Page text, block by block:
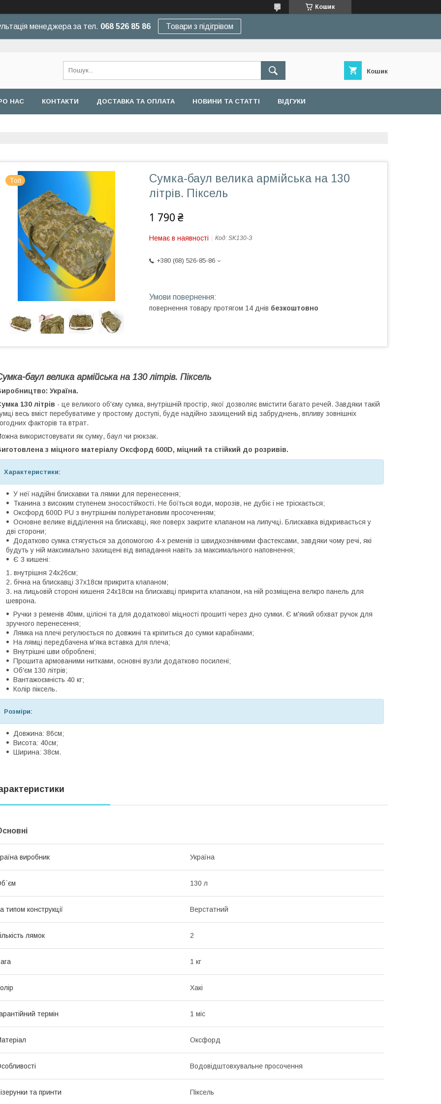
Кошик
менеджера за тел. 068 526 85 86 Товари з підігрівом
Кошик
НАС КОНТАКТИ ДОСТАВКА ТА ОПЛАТА НОВИНИ ТА СТАТТІ ВІДГУКИ
Топ
Сумка-баул велика армійська на 130
літрів. Піксель
1 790 ₴
Немає в наявності Код: SK130-З
+380 (68) 526-85-86
повернення товару протягом 14 днів безкоштовно
баул велика армійська на 130 літрів. Піксель
Україна.
130 літрів - це великого об'єму сумка, внутрішній простір, якої дозволяє вмістити багато речей. Завдяки такій
весь вміст перебуватиме у простому доступі, буде надійно захищений від забруднень, впливу зовнішніх
факторів та втрат.
використовувати як сумку, баул чи рюкзак.
з міцного матеріалу Оксфорд 600D, міцний та стійкий до розривів.
Характеристики:
У неї надійні блискавки та лямки для перенесення;
Тканина з високим ступенем зносостійкості. Не боїться води, морозів, не дубіє і не тріскається;
Оксфорд 600D PU з внутрішнім поліуретановим просоченням;
Основне велике відділення на блискавці, яке поверх закрите клапаном на липучці. Блискавка відкривається у
дві сторони;
Додатково сумка стягується за допомогою 4-х ременів із швидкознімними фастексами, завдяки чому речі, які
будуть у ній максимально захищені від випадання навіть за максимального наповнення;
Є 3 кишені:
внутрішня 24х26см;
бічна на блискавці 37х18см прикрита клапаном;
на лицьовій стороні кишеня 24х18см на блискавці прикрита клапаном, на ній розміщена велкро панель для
шеврона.
Ручки з ременів 40мм, цілісні та для додаткової міцності прошиті через дно сумки. Є м'який обхват ручок для
зручного перенесення;
Лямка на плечі регулюється по довжині та кріпиться до сумки карабінами;
На лямці передбачена м'яка вставка для плеча;
Внутрішні шви оброблені;
Прошита армованими нитками, основні вузли додатково посилені;
Об'єм 130 літрів;
Вантажоємність 40 кг;
Колір піксель.
Розміри:
Довжина: 86см;
Висота: 40см;
Ширина: 38см.
виробник Україна
130 л
типом конструкції Верстатний
лямок 2
1 кг
Хакі
термін 1 міс
Оксфорд
Водовідштовхувальне просочення
та принти Піксель